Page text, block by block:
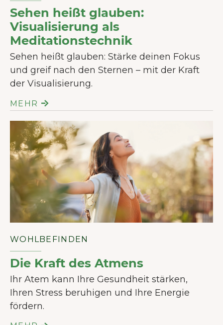
Sehen heißt glauben:
Visualisierung als
Meditationstechnik
Sehen heißt glauben: Stärke deinen Fokus
und greif nach den Sternen – mit der Kraft
der Visualisierung.
MEHR
WOHLBEFINDEN
Die Kraft des Atmens
Ihr Atem kann Ihre Gesundheit stärken,
Ihren Stress beruhigen und Ihre Energie
fördern.